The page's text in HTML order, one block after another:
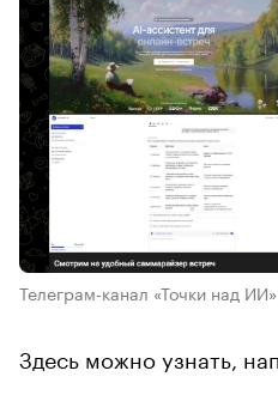
Телеграм-канал «Точки над ИИ»
Здесь можно узнать,